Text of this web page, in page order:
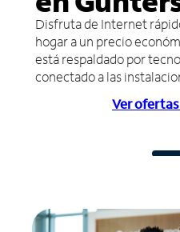
Disfruta de Internet
hogar a un precio
está respaldado por
conectado a las
Ver